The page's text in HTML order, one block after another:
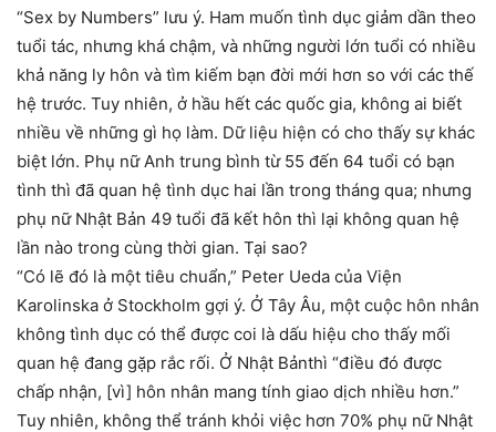
“Sex by Numbers” lưu ý. Ham muốn tình dục giảm dần theo
tuổi tác, nhưng khá chậm, và những người lớn tuổi có nhiều
khả năng ly hôn và tìm kiếm bạn đời mới hơn so với các thế
hệ trước. Tuy nhiên, ở hầu hết các quốc gia, không ai biết
nhiều về những gì họ làm. Dữ liệu hiện có cho thấy sự khác
biệt lớn. Phụ nữ Anh trung bình từ 55 đến 64 tuổi có bạn
tình thì đã quan hệ tình dục hai lần trong tháng qua; nhưng
phụ nữ Nhật Bản 49 tuổi đã kết hôn thì lại không quan hệ
lần nào trong cùng thời gian. Tại sao?
“Có lẽ đó là một tiêu chuẩn,” Peter Ueda của Viện
Karolinska ở Stockholm gợi ý. Ở Tây Âu, một cuộc hôn nhân
không tình dục có thể được coi là dấu hiệu cho thấy mối
quan hệ đang gặp rắc rối. Ở Nhật Bảnthì “điều đó được
chấp nhận, [vì] hôn nhân mang tính giao dịch nhiều hơn.”
Tuy nhiên, không thể tránh khỏi việc hơn 70% phụ nữ Nhật